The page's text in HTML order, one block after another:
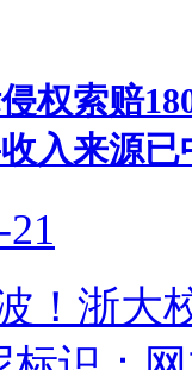
权索赔
入来源已
21